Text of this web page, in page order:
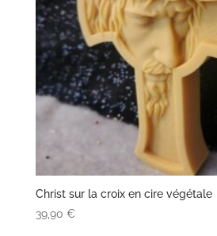
Christ sur la croix en cire végétale
39,90 €